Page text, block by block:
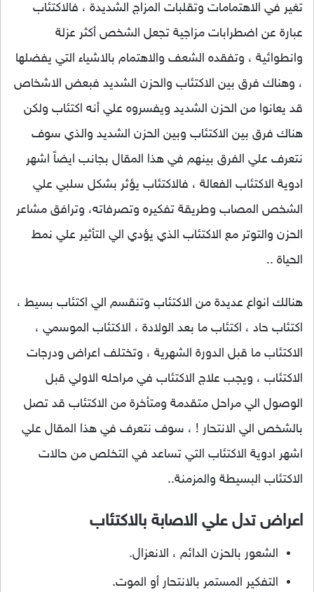
تغير في الاهتمامات وتقلبات المزاج الشديدة ، فالاكتئاب
عبارة عن اضطرابات مزاجية تجعل الشخص أكثر عزلة
وانطوائية ، وتفقده الشعف والاهتمام بالاشياء التي يفضلها
، وهناك فرق بين الاكتئاب والحزن الشديد فبعض الاشخاص
قد يعانوا من الحزن الشديد ويفسروه علي أنه اكتئاب ولكن
هناك فرق بين الاكتئاب وبين الحزن الشديد والذي سوف
نتعرف علي الفرق بينهم في هذا المقال بجانب ايضاً اشهر
ادوية الاكتئاب الفعالة ، فالاكتئاب يؤثر بشكل سلبي علي
الشخص المصاب وطريقة تفكيره وتصرفاته، وترافق مشاعر
الحزن والتوتر مع الاكتئاب الذي يؤدي الي التأثير علي نمط
الحياة ..
هنالك انواع عديدة من الاكتئاب وتنقسم الي اكتئاب بسيط ،
اكتئاب حاد ، اكتئاب ما بعد الولادة ، الاكتئاب الموسمي ،
الاكتئاب ما قبل الدورة الشهرية ، وتختلف اعراض ودرجات
الاكتئاب ، ويجب علاج الاكتئاب في مراحله الاولي قبل
الوصول الي مراحل متقدمة ومتأخرة من الاكتئاب قد تصل
بالشخص الي الانتحار ! ، سوف نتعرف في هذا المقال علي
اشهر ادوية الاكتئاب التي تساعد في التخلص من حالات
الاكتئاب البسيطة والمزمنة..
اعراض تدل علي الاصابة بالاكتئاب
الشعور بالحزن الدائم ، الانعزال.
التفكير المستمر بالانتحار أو الموت.